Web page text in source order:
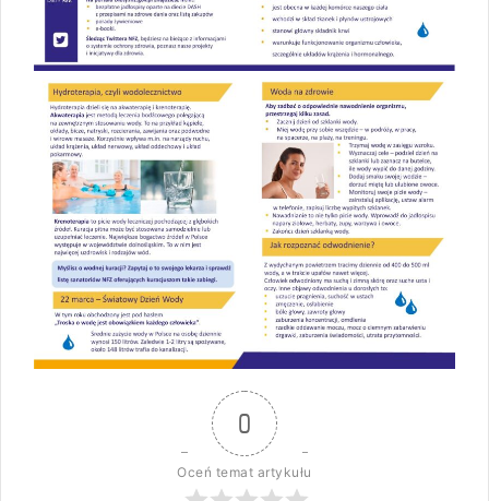
0
Oceń temat artykułu